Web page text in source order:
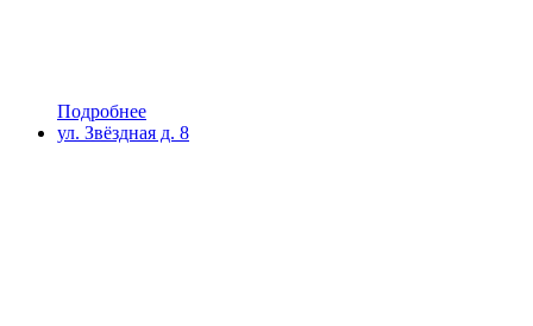
Подробнее
ул. Звёздная д. 8